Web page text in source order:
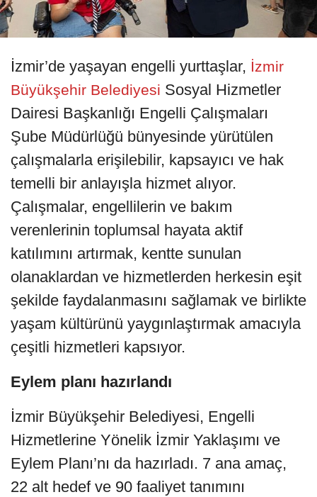
İzmir’de yaşayan engelli yurttaşlar, İzmir
Büyükşehir Belediyesi Sosyal Hizmetler
Dairesi Başkanlığı Engelli Çalışmaları
Şube Müdürlüğü bünyesinde yürütülen
çalışmalarla erişilebilir, kapsayıcı ve hak
temelli bir anlayışla hizmet alıyor.
Çalışmalar, engellilerin ve bakım
verenlerinin toplumsal hayata aktif
katılımını artırmak, kentte sunulan
olanaklardan ve hizmetlerden herkesin eşit
şekilde faydalanmasını sağlamak ve birlikte
yaşam kültürünü yaygınlaştırmak amacıyla
çeşitli hizmetleri kapsıyor.
Eylem planı hazırlandı
İzmir Büyükşehir Belediyesi, Engelli
Hizmetlerine Yönelik İzmir Yaklaşımı ve
Eylem Planı’nı da hazırladı. 7 ana amaç,
22 alt hedef ve 90 faaliyet tanımını